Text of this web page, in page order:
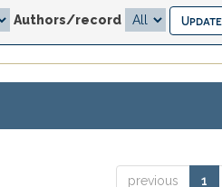
Authors/record
previous 1